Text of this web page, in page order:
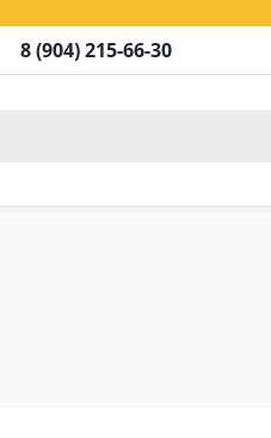
8 (904) 215-66-30